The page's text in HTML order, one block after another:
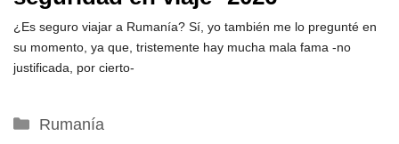
¿Es seguro viajar a Rumanía? Sí, yo también me lo pregunté en
su momento, ya que, tristemente hay mucha mala fama -no
justificada, por cierto-
Categorías
Rumanía